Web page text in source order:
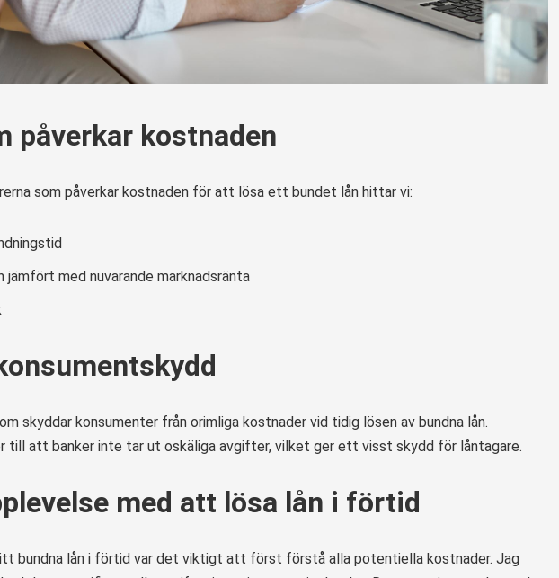
påverkar kostnaden
som påverkar kostnaden för att lösa ett bundet lån hittar vi:
jämfört med nuvarande marknadsränta
skyddar konsumenter från orimliga kostnader vid tidig lösen av bundna lån.
till att banker inte tar ut oskäliga avgifter, vilket ger ett visst skydd för låntagare.
med att lösa lån i förtid
bundna lån i förtid var det viktigt att först förstå alla potentiella kostnader. Jag